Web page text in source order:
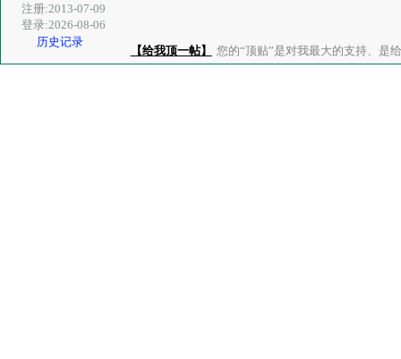
注册:2013-07-09
登录:2026-08-06
历史记录
【给我顶一帖】 您的“顶贴”是对我最大的支持、是